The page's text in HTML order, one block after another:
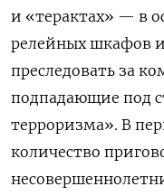
и «терактах» — в
релейных шкафов
преследовать за
подпадающие под
терроризма». В
количество